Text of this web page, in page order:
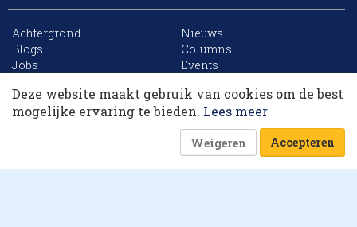
Achtergrond
Nieuws
Blogs
Columns
Jobs
Events
Archief
Sitemap
Website is powered by
Deze website maakt gebruik van cookies om de best
mogelijke ervaring te bieden. Lees meer
Weigeren Accepteren
10 collega’s
Korting op events